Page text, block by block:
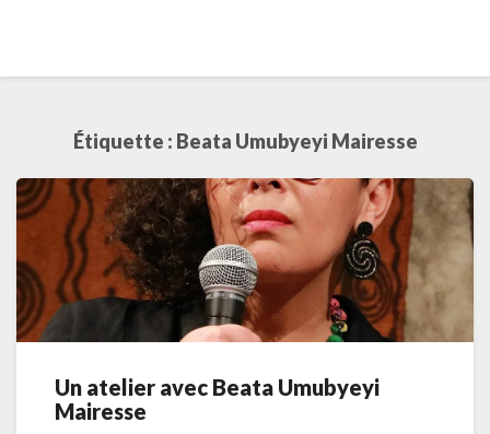
Étiquette : Beata Umubyeyi Mairesse
Un
atelier
Un atelier avec Beata Umubyeyi
Mairesse